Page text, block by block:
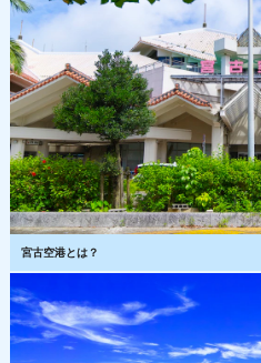
宮古空港とは？